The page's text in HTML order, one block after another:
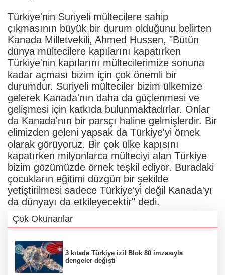
Türkiye'nin Suriyeli mültecilere sahip
çıkmasının büyük bir durum olduğunu belirten
Kanada Milletvekili, Ahmed Hussen, "Bütün
dünya mültecilere kapılarını kapatırken
Türkiye'nin kapılarını mültecilerimize sonuna
kadar açması bizim için çok önemli bir
durumdur. Suriyeli mülteciler bizim ülkemize
gelerek Kanada'nın daha da güçlenmesi ve
gelişmesi için katkıda bulunmaktadırlar. Onlar
da Kanada'nın bir parsçı haline gelmişlerdir. Bir
elimizden geleni yapsak da Türkiye'yi örnek
olarak görüyoruz. Bir çok ülke kapısını
kapatırken milyonlarca mülteciyi alan Türkiye
bizim gözümüzde örnek teşkil ediyor. Buradaki
çocukların eğitimi düzgün bir şekilde
yetiştirilmesi sadece Türkiye'yi değil Kanada'yı
da dünyayı da etkileyecektir" dedi.
Çok Okunanlar
3 kıtada Türkiye izi! Blok 80 imzasıyla
dengeler değişti